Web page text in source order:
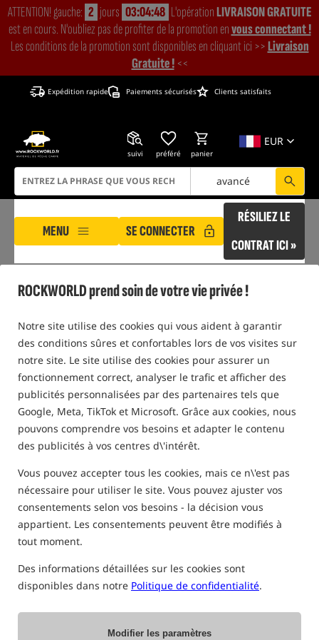
ROCKWORLD prend soin de votre vie privée !
Notre site utilise des cookies qui vous aident à garantir
des conditions sûres et confortables lors de vos visites sur
notre site. Le site utilise des cookies pour assurer un
fonctionnement correct, analyser le trafic et afficher des
publicités personnalisées par des partenaires tels que
Google, Meta, TikTok et Microsoft. Grâce aux cookies, nous
pouvons comprendre vos besoins et adapter le contenu
des publicités à vos centres d\'intérêt.
Vous pouvez accepter tous les cookies, mais ce n\'est pas
nécessaire pour utiliser le site. Vous pouvez ajuster vos
consentements selon vos besoins - la décision vous
appartient. Les consentements peuvent être modifiés à
tout moment.
Des informations détaillées sur les cookies sont
disponibles dans notre Politique de confidentialité.
Modifier les paramètres
ATTENTION! gauche: 2 jours 03:04:47 L'opérationLIVRAISON GRATUITE
est en cours. N'oubliez pas de profiter de la promotion envous connectant !
Les conditions de la promotion sont disponibles en cliquant ici >>Livraison
Gratuite !<<
Expédition rapide Paiements sécurisés Clients satisfaits
EUR
suivi préféré panier
avancé
MENU SE CONNECTER
RÉSILIEZ LE
CONTRAT ICI »
TARIFS DE LIVRAISON DES MARCHANDISES
VÉRIFIEZ LES FRAIS DE LIVRAISON DE VOTRE COLIS
Télécharger (Pays sélectionnés)
Poids du paquet [kg]
Longueur du
colis [cm]
Largeur du colis
[cm]
Hauteur du colis
[cm]
Valeur de la commande
VÉRIFIER LE PRIX »